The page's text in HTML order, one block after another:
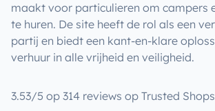
maakt voor particulieren om campers
te huren. De site heeft de rol als een
partij en biedt een kant-en-klare
verhuur in alle vrijheid en veiligheid.
3.53/5 op 314 reviews op Trusted Shops